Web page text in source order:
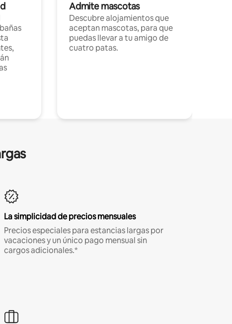
Admite mascotas
Descubre alojamientos que
aceptan mascotas, para que
puedas llevar a tu amigo de
cuatro patas.
La simplicidad de precios mensuales
Precios especiales para estancias largas por
vacaciones y un único pago mensual sin
cargos adicionales.*